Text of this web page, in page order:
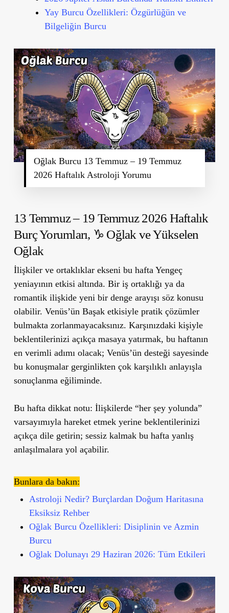
Yay Burcu Özellikleri: Özgürlüğün ve
Bilgeliğin Burcu
Oğlak Burcu 13 Temmuz – 19 Temmuz
2026 Haftalık Astroloji Yorumu
13 Temmuz – 19 Temmuz 2026 Haftalık
Burç Yorumları, ♑ Oğlak ve Yükselen
Oğlak
İlişkiler ve ortaklıklar ekseni bu hafta Yengeç
yeniayının etkisi altında. Bir iş ortaklığı ya da
romantik ilişkide yeni bir denge arayışı söz konusu
olabilir. Venüs’ün Başak etkisiyle pratik çözümler
bulmakta zorlanmayacaksınız. Karşınızdaki kişiyle
beklentilerinizi açıkça masaya yatırmak, bu haftanın
en verimli adımı olacak; Venüs’ün desteği sayesinde
bu konuşmalar gerginlikten çok karşılıklı anlayışla
sonuçlanma eğiliminde.
Bu hafta dikkat notu: İlişkilerde “her şey yolunda”
varsayımıyla hareket etmek yerine beklentilerinizi
açıkça dile getirin; sessiz kalmak bu hafta yanlış
anlaşılmalara yol açabilir.
Bunlara da bakın:
Astroloji Nedir? Burçlardan Doğum Haritasına
Eksiksiz Rehber
Oğlak Burcu Özellikleri: Disiplinin ve Azmin
Burcu
Oğlak Dolunayı 29 Haziran 2026: Tüm Etkileri